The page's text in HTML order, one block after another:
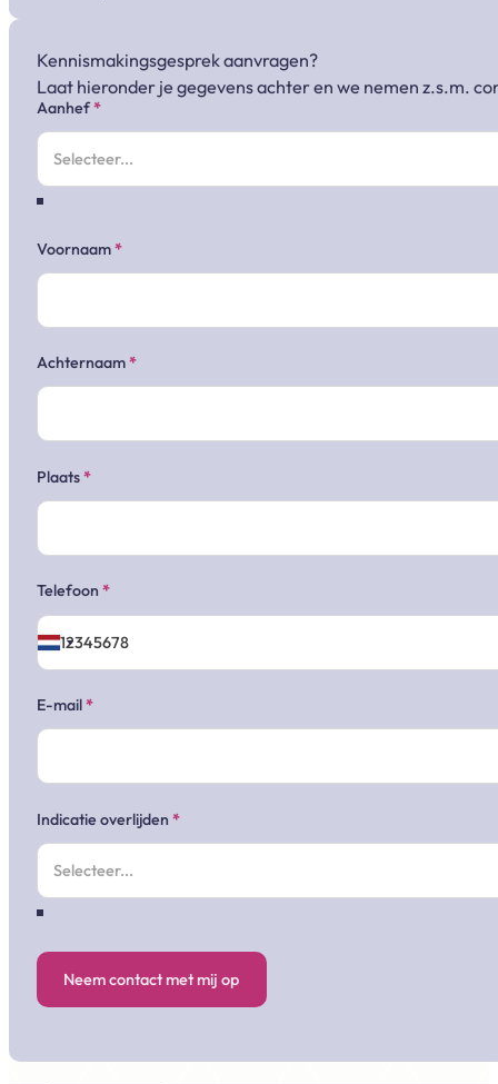
Kennismakingsgesprek aanvragen?
Laat hieronder je gegevens achter en we nemen z.s.m.
Sectie
Aanhef*
Voornaam*
Achternaam*
Plaats*
Telefoon *
E-mail*
Indicatie overlijden *
Neem contact met mij op